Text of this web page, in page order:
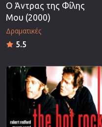
Ο Άντρας της Φίλης
Μου (2000)
Δραματικές
5.5